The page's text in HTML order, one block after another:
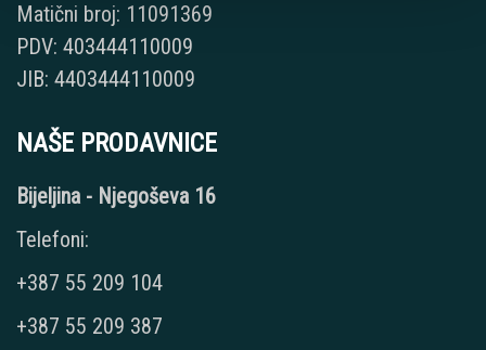
Matični broj: 11091369
PDV: 403444110009
JIB: 4403444110009
NAŠE PRODAVNICE
Bijeljina - Njegoševa 16
Telefoni:
+387 55 209 104
+387 55 209 387